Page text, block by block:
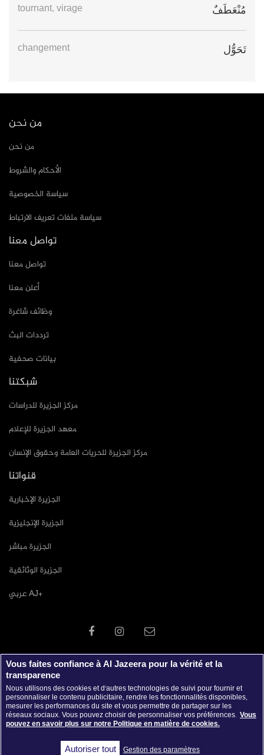
مُنْعَطَفٌ tournant, virage
تَحَوُّل changement
من نحن
من نحن
الأحكام والشروط
سياسة الخصوصية
سياسة ملفات تعريف الارتباط
تواصل معنا
تواصل معنا
أعلن معنا
وظائف شاغرة
ترددات البث
بيانات صحفية
شبكتنا
مركز الجزيرة للدراسات
معهد الجزيرة للإعلام
مركز الجزيرة للحريات العامة وحقوق الإنسان
قنواتنا
الجزيرة الإخبارية
الجزيرة الإنجليزية
الجزيرة مباشر
الجزيرة الوثائقية
عربي AJ+
Vous faites confiance à Al Jazeera pour la vérité et la
transparence
Nous utilisons des cookies et d'autres technologies de suivi pour fournir et
personnaliser le contenu publicitaire, rendre les fonctionnalités disponibles,
mesurer les performances du site et vous permettre de partager sur les
réseaux sociaux. Vous pouvez choisir de personnaliser vos préférences. Vous
pouvez en savoir plus sur notre Politique en matière de cookies.
Gestion des paramètres
Autoriser tout